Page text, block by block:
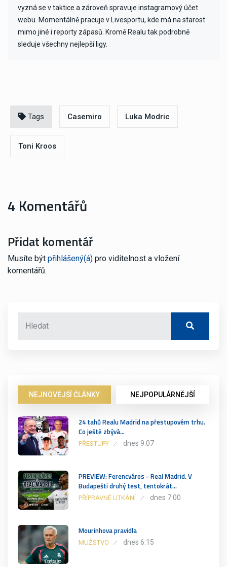
vyzná se v taktice a zároveň spravuje instagramový účet
webu. Momentálně pracuje v Livesportu, kde má na starost
mimo jiné i reporty zápasů. Kromě Realu tak podrobně
sleduje všechny nejlepší ligy.
Tags Casemiro Luka Modric
Toni Kroos
4 Komentářů
Přidat komentář
Musíte být přihlášený(á) pro viditelnost a vložení
komentářů.
NEJNOVĚJŠÍ ČLÁNKY NEJPOPULÁRNĚJŠÍ
24 tahů Realu Madrid na přestupovém trhu.
Co ještě zbývá…
PŘESTUPY dnes 9:07
PREVIEW: Ferencváros - Real Madrid. V
Budapešti druhý test, tentokrát…
PŘÍPRAVNÉ UTKÁNÍ dnes 7:00
Mourinhova pravidla
MUŽSTVO dnes 6:15